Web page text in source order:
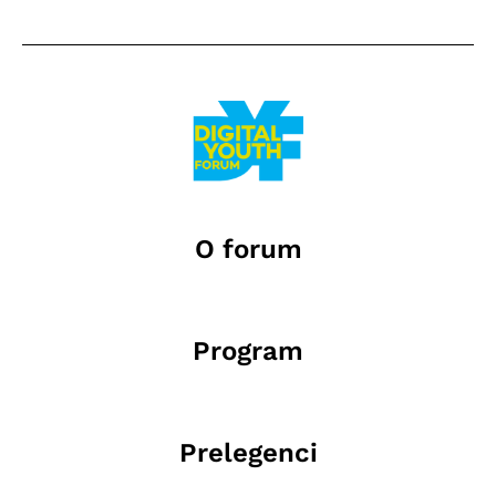
O forum
Program
Prelegenci